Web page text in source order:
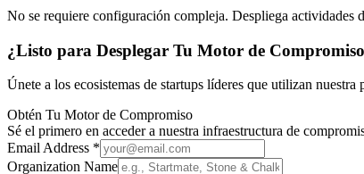
No se requiere configuración compleja. Despliega actividades
¿Listo para Desplegar Tu Motor de
Únete a los ecosistemas de startups líderes que utilizan
Obtén Tu Motor de Compromiso
Sé el primero en acceder a nuestra infraestructura de
Email Address *
Organization Name